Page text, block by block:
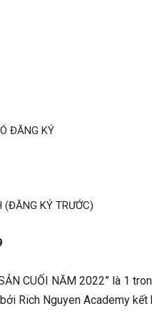
ĐĂNG KÝ
(ĐĂNG KÝ TRƯỚC)
CUỐI NĂM 2022” là 1
Rich Nguyen Academy kết